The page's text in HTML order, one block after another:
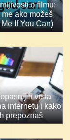
o filmu:
ako možeš
If You Can)
vrsta
internetu i kako
prepoznaš